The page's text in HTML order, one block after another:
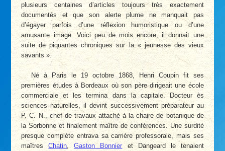
plusieurs centaines d’articles toujours très exactement
documentés et que son alerte plume ne manquait pas
d’égayer parfois d’une réflexion humoristique ou d’une
amusante image. Voici peu de mois encore, il donnait une
suite de piquantes chroniques sur la « jeunesse des vieux
savants ».
Né à Paris le 19 octobre 1868, Henri Coupin fit ses
premières études à Bordeaux où son père dirigeait une école
commerciale et les termina dans la capitale. Docteur ès
sciences naturelles, il devint successivement préparateur au
P. C. N., chef de travaux attaché à la chaire de botanique de
la Sorbonne et finalement maître de conférences. Une surdité
presque complète entrava sa carrière professorale, mais ses
maîtresChatin ,Gaston Bonnieret Dangeard le tenaient